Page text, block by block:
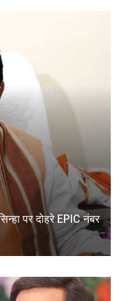
पर दोहरे EPIC नंबर